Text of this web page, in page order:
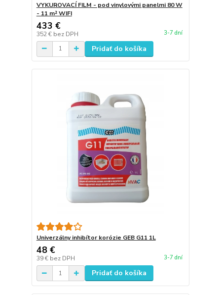
VYKUROVACÍ FILM - pod vinylovými panelmi 80 W
- 11 m² WIFI
433 €
352 € bez DPH 3-7 dní
Pridať do košíka
Univerzálny inhibítor korózie GEB G11 1L
48 €
39 € bez DPH 3-7 dní
Pridať do košíka